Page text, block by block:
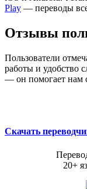
Play — переводы
Отзывы
Пользователи
работы и удобство
— он помогает нам
Скачать
20+